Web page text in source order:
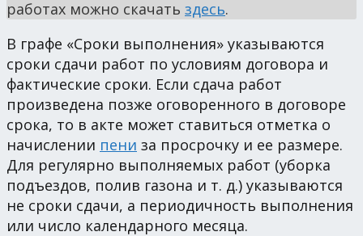
работах можно скачать здесь.
В графе «Сроки выполнения» указываются
сроки сдачи работ по условиям договора и
фактические сроки. Если сдача работ
произведена позже оговоренного в договоре
срока, то в акте может ставиться отметка о
начислении пени за просрочку и ее размере.
Для регулярно выполняемых работ (уборка
подъездов, полив газона и т. д.) указываются
не сроки сдачи, а периодичность выполнения
или число календарного месяца.